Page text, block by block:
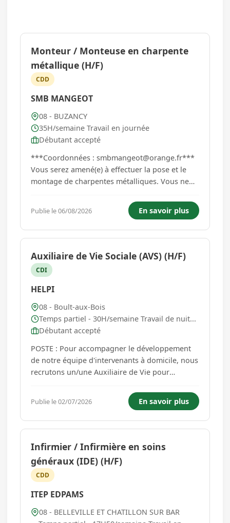
Monteur / Monteuse en charpente
métallique (H/F)
CDD
SMB MANGEOT
08 - BUZANCY
35H/semaine Travail en journée
Débutant accepté
***Coordonnées : smbmangeot@orange.fr***
Vous serez amené(e) à effectuer la pose et le
montage de charpentes métalliques. Vous ne
le véhicule de l'entreprise. Possibilités de
déplacement à la semaine sur 4 jours. Repos le
vendredi samedi et...
Publie le 06/08/2026 En savoir plus
Auxiliaire de Vie Sociale (AVS) (H/F)
CDI
HELPI
08 - Boult-aux-Bois
Temps partiel - 30H/semaine Travail de nuit...
Débutant accepté
POSTE : Pour accompagner le développement
de notre équipe d'intervenants à domicile, nous
recrutons un/une Auxiliaire de Vie pour
domicile de personnes en perte d'autonomie
pour les accompagner dans leu...
Publie le 02/07/2026 En savoir plus
Infirmier / Infirmière en soins
généraux (IDE) (H/F)
CDD
ITEP EDPAMS
08 - BELLEVILLE ET CHATILLON SUR BAR